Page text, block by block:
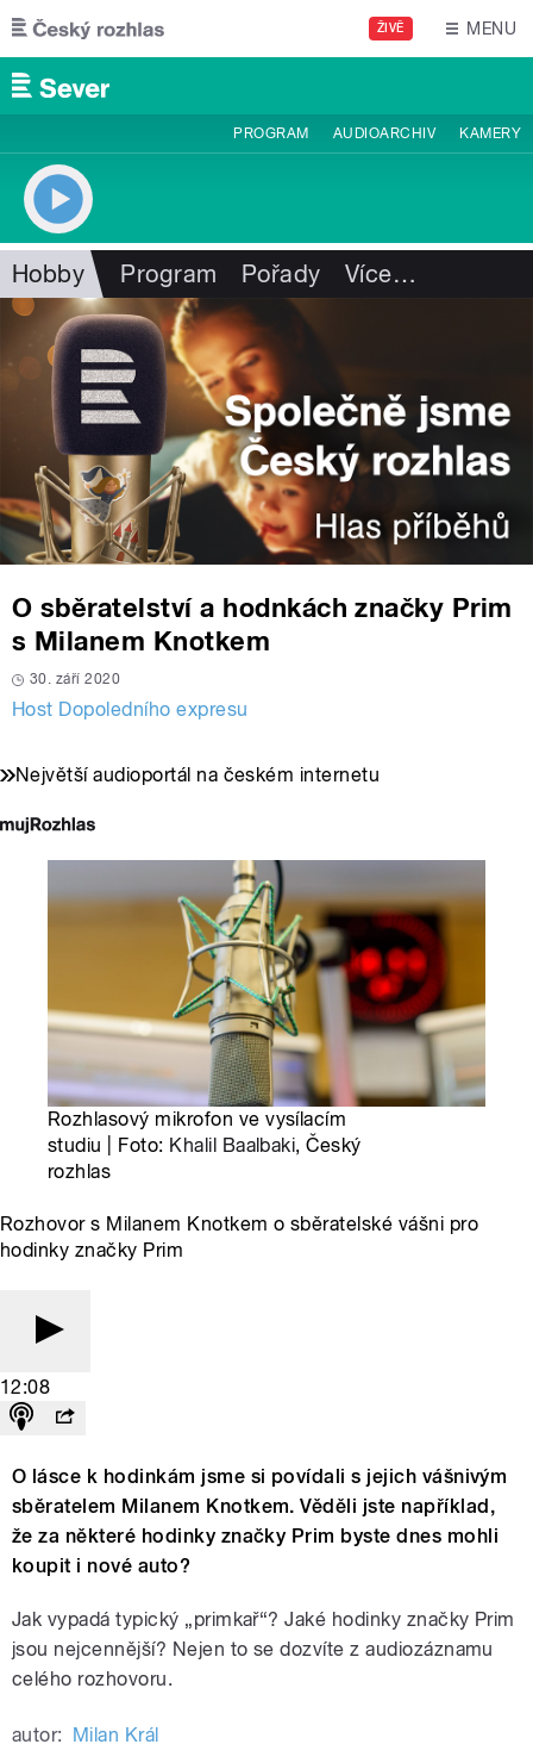
Přejít k hlavnímu obsahu
ŽIVĚ MENU
PROGRAM AUDIOARCHIV KAMERY
Hobby Program Pořady Více…
O sběratelství a hodnkách značky Prim
s Milanem Knotkem
30. září 2020
Host Dopoledního expresu
Největší audioportál na českém internetu
Rozhlasový mikrofon ve vysílacím
studiu | Foto: Khalil Baalbaki, Český
rozhlas
Rozhovor s Milanem Knotkem o sběratelské vášni pro
hodinky značky Prim
12:08
O lásce k hodinkám jsme si povídali s jejich vášnivým
sběratelem Milanem Knotkem. Věděli jste například,
že za některé hodinky značky Prim byste dnes mohli
koupit i nové auto?
Jak vypadá typický „primkař“? Jaké hodinky značky Prim
jsou nejcennější? Nejen to se dozvíte z audiozáznamu
celého rozhovoru.
autor: Milan Král